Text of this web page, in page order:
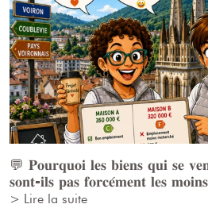
💬 𝐏𝐨𝐮𝐫𝐪𝐮𝐨𝐢 𝐥𝐞𝐬 𝐛𝐢𝐞𝐧𝐬 𝐪𝐮𝐢 𝐬𝐞
𝐬𝐨𝐧𝐭-𝐢𝐥𝐬 𝐩𝐚𝐬 𝐟𝐨𝐫𝐜𝐞́𝐦𝐞𝐧𝐭 𝐥𝐞𝐬
> Lire la suite